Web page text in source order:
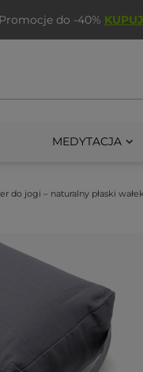
przy zakupie
MEDYTACJA
do jogi – naturalny płaski